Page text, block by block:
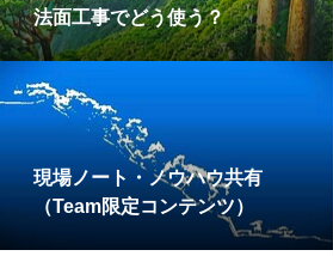
法面工事でどう使う？
現場ノート・ノウハウ共有
（Team限定コンテンツ）